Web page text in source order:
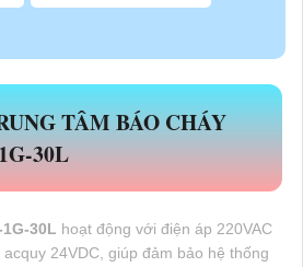
TÂM BÁO CHÁY
30L
30L hoạt động với điện áp 220VAC
24VDC, giúp đảm bảo hệ thống